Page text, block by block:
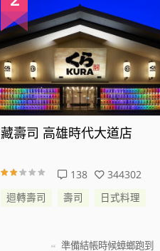
藏壽司 新店威秀裕隆店
25
176609
迴轉壽司
壽司 日式料理
我訂八點 七百多號 現在